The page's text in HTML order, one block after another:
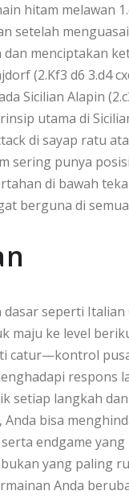
hitam melawan
setelah
menciptakan
(2.Kf3 d6 3.d4
Sicilian Alapin
utama di
di sayap ratu
sering punya
di bawah
berguna di
seperti Italian
maju ke level
catur—kontrol
respons
setiap langkah
bisa
endgame
yang paling
Anda